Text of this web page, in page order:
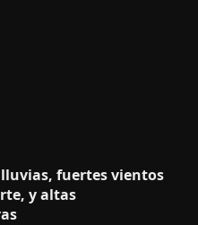
fuertes vientos
y altas